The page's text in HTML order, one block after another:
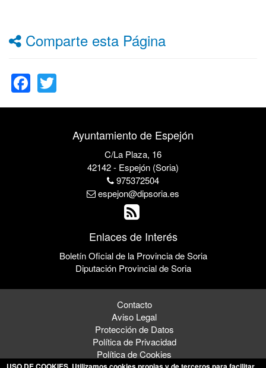
Comparte esta Página
Facebook
Ayuntamiento de Espejón
C/La Plaza, 16
42142 - Espejón (Soria)
975372504
espejon@dipsoria.es
Enlaces de Interés
Boletín Oficial de la Provincia de Soria
Diputación Provincial de Soria
Contacto
Aviso Legal
Protección de Datos
Política de Privacidad
Política de Cookies